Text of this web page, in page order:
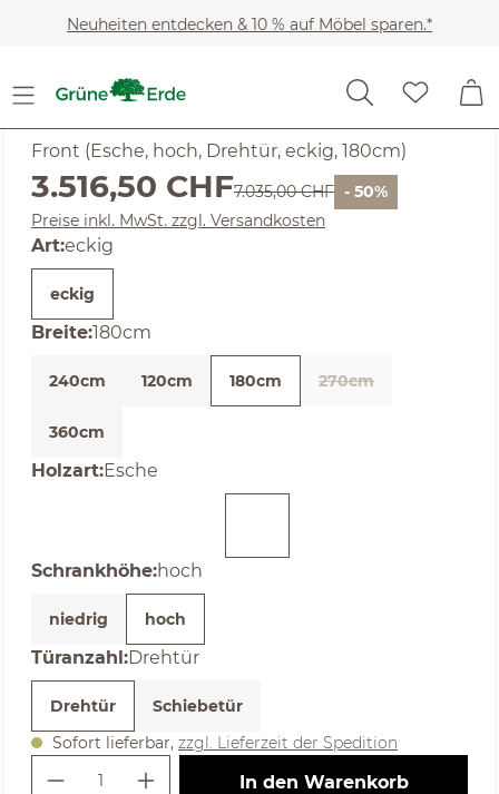
Zum Hauptinhalt springen
Neuheiten entdecken & 10 % auf Möbel sparen.*
Noch keine Bewertungen
Akumi
Front (Esche, hoch, Drehtür, eckig, 180cm)
Verkaufspreis:
3.516,50 CHFRegulärer Preis:
7.035,00 CHF - 50%
Preise inkl. MwSt. zzgl. Versandkosten
Artauswählen
:eckig
eckig
Breiteauswählen
:180cm
240cm 120cm 180cm 270cm
360cm
Holzartauswählen
:Esche
Schrankhöheauswählen
:hoch
niedrig hoch
Türanzahlauswählen
:Drehtür
Drehtür
Schiebetür
Sofort lieferbar, zzgl. Lieferzeit der Spedition
Produkt Anzahl: Gib den
In den Warenkorb